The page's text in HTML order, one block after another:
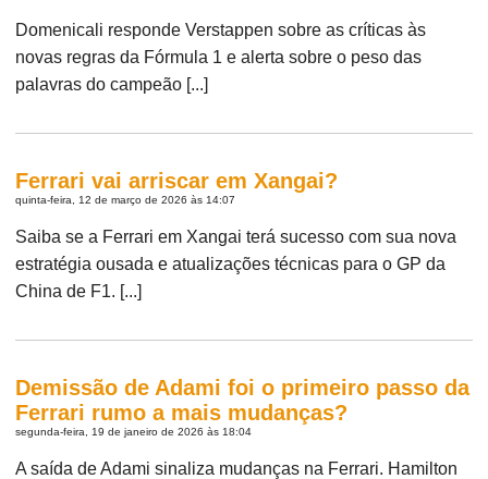
Domenicali responde Verstappen sobre as críticas às
novas regras da Fórmula 1 e alerta sobre o peso das
palavras do campeão [...]
Ferrari vai arriscar em Xangai?
quinta-feira, 12 de março de 2026 às 14:07
Saiba se a Ferrari em Xangai terá sucesso com sua nova
estratégia ousada e atualizações técnicas para o GP da
China de F1. [...]
Demissão de Adami foi o primeiro passo da
Ferrari rumo a mais mudanças?
segunda-feira, 19 de janeiro de 2026 às 18:04
A saída de Adami sinaliza mudanças na Ferrari. Hamilton